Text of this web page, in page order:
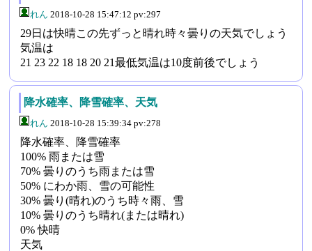
れん 2018-10-28 15:47:12 pv:297
29日は快晴この先ずっと晴れ時々曇りの天気でしょう
気温は
21 23 22 18 18 20 21最低気温は10度前後でしょう
降水確率、降雪確率、天気
れん 2018-10-28 15:39:34 pv:278
降水確率、降雪確率
100% 雨または雪
70% 曇りのうち雨または雪
50% にわか雨、雪の可能性
30% 曇り(晴れ)のうち時々雨、雪
10% 曇りのうち晴れ(または晴れ)
0% 快晴
天気